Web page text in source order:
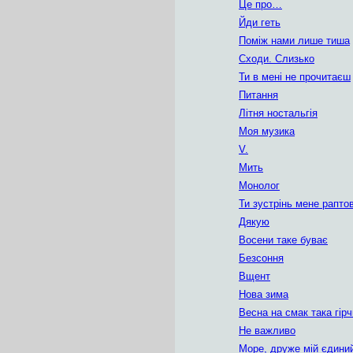
Це про…
Йди геть
Поміж нами лише тиша
Сходи. Слизько
Ти в мені не прочитаєш
Питання
Літня ностальгія
Моя музика
V.
Мить
Монолог
Ти зустрінь мене
Дякую
Восени таке буває
Безсоння
Вщент
Нова зима
Весна на смак така
Не важливо
Море, друже мій